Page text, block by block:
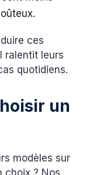
ces
ralentit leurs
quotidiens.
un
modèles sur
choix ? Nos